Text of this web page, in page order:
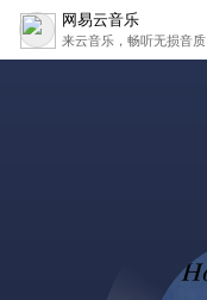
网易云音乐
来云音乐，畅听无损音质